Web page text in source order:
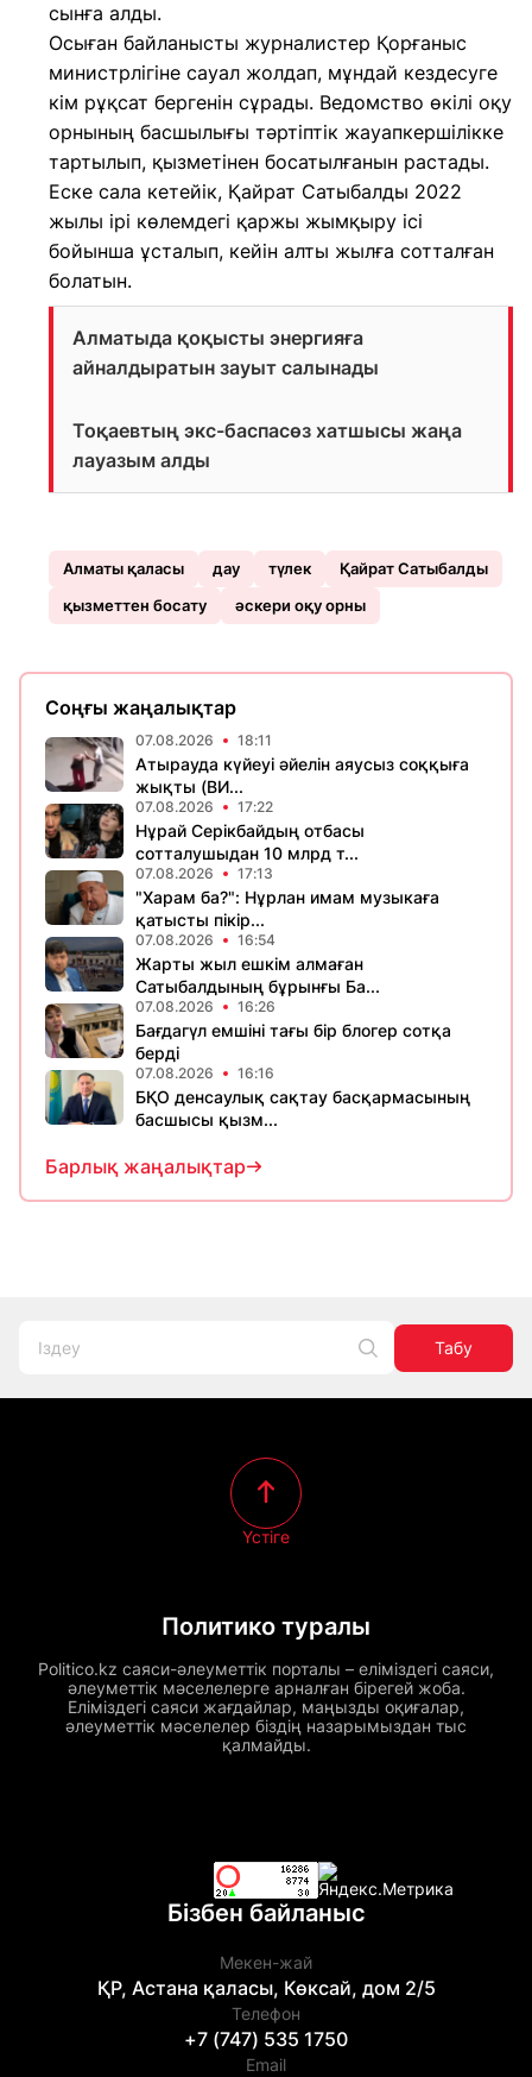
сынға алды.
Осыған байланысты журналистер Қорғаныс
министрлігіне сауал жолдап, мұндай кездесуге
кім рұқсат бергенін сұрады. Ведомство өкілі оқу
орнының басшылығы тәртіптік жауапкершілікке
тартылып, қызметінен босатылғанын растады.
Еске сала кетейік, Қайрат Сатыбалды 2022
жылы ірі көлемдегі қаржы жымқыру ісі
бойынша ұсталып, кейін алты жылға сотталған
болатын.
Алматыда қоқысты энергияға
айналдыратын зауыт салынады
Тоқаевтың экс-баспасөз хатшысы жаңа
лауазым алды
Алматы қаласы дау түлек
Қайрат Сатыбалды
қызметтен босату
әскери оқу орны
Соңғы жаңалықтар
07.08.2026 18:11
Атырауда күйеуі әйелін аяусыз соққыға
жықты (ВИ...
07.08.2026 17:22
Нұрай Серікбайдың отбасы
сотталушыдан 10 млрд т...
07.08.2026 17:13
"Харам ба?": Нұрлан имам музыкаға
қатысты пікір...
07.08.2026 16:54
Жарты жыл ешкім алмаған
Сатыбалдының бұрынғы Ба...
07.08.2026 16:26
Бағдагүл емшіні тағы бір блогер сотқа
берді
07.08.2026 16:16
БҚО денсаулық сақтау басқармасының
басшысы қызм...
Барлық жаңалықтар
Табу
Политико туралы
Politico.kz саяси-әлеуметтік порталы – еліміздегі саяси,
әлеуметтік мәселелерге арналған бірегей жоба.
Еліміздегі саяси жағдайлар, маңызды оқиғалар,
әлеуметтік мәселелер біздің назарымыздан тыс
қалмайды.
Үстіге
Бізбен байланыс
Мекен-жай
ҚР, Астана қаласы, Көксай, дом 2/5
Телефон
+7 (747) 535 1750
Email